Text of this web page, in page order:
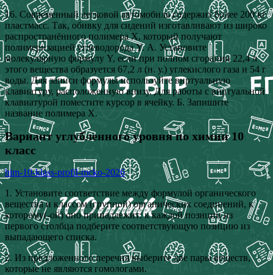
16. Современный легковой автомобиль содержит более 200 кг
пластмасс. Так, обивку для сидений изготавливают из широко
распространённого полимера X, который получают
полимеризацией углеводорода Y. А. Установите
молекулярную формулу Y, если при полном сгорании 22,4 л
этого вещества образуется 67,2 л (н. у.) углекислого газа и 54 г
воды. Для записи формулы используйте виртуальную
клавиатуру, расположенную внизу. Для работы с виртуальной
клавиатурой поместите курсор в ячейку. Б. Запишите
название полимера X.
Вариант углубленного уровня по химии 10
класс
him-10-klass-profil-mcko-2026
1. Установите соответствие между формулой органического
вещества и классом (группой) органических соединений, к
которому(-ой) оно принадлежит: к каждой позиции из
первого столбца подберите соответствующую позицию из
выпадающего списка.
2. Из предложенного перечня выберите две пары веществ,
которые не являются гомологами.